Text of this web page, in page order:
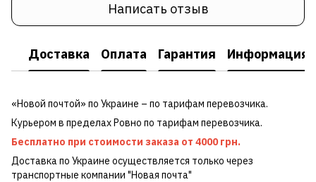
Написать отзыв
Доставка Оплата Гарантия Информация
«Новой почтой» по Украине – по тарифам перевозчика.
Курьером в пределах Ровно по тарифам перевозчика.
Бесплатно при стоимости заказа от 4000 грн.
Доставка по Украине осуществляется только через
транспортные компании "Новая почта"